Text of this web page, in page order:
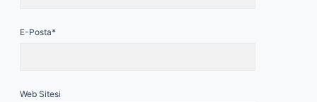
E-Posta*
Web Sitesi